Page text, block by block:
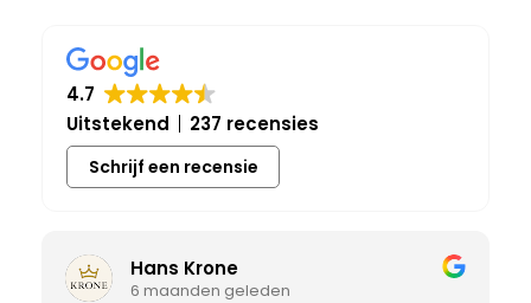
4.7
Uitstekend
237 recensies
Schrijf een recensie
Hans Krone
6 maanden geleden